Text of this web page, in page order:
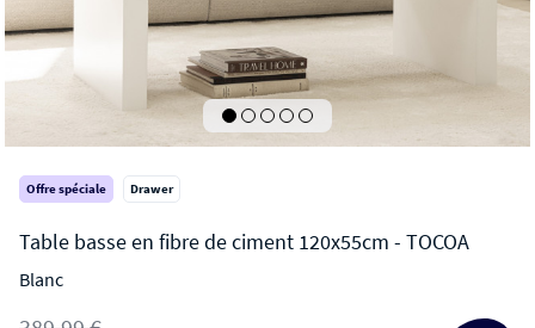
Offre spéciale Drawer
TOCOA
Blanc